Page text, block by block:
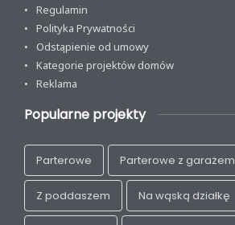
Regulamin
Polityka Prywatności
Odstąpienie od umowy
Kategorie projektów domów
Reklama
Popularne projekty
Parterowe Parterowe z garażem
Z poddaszem Na wąską działkę